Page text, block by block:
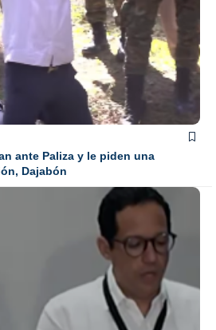
ante Paliza y le piden una
Dajabón